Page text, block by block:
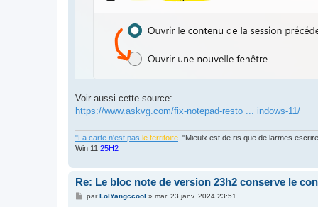
Voir aussi cette source:
https://www.askvg.com/fix-notepad-resto ... indows-11/
"La carte n'est pas le territoire . "Mieulx est de ris que de larmes
Win 11 25H2
Re: Le bloc note de version 23h2 conserve le
MparLolYangccool » mar. 23 janv. 2024 23:51